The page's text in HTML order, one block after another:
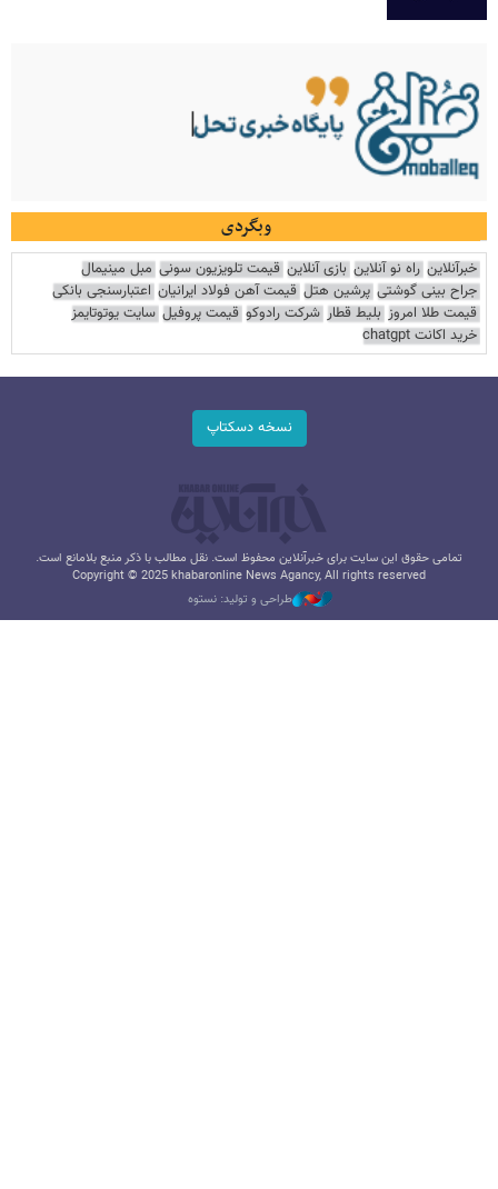
وبگردی
خبرآنلاین راه نو آنلاین بازی آنلاین قیمت تلویزیون سونی مبل مینیمال
جراح بینی گوشتی پرشین هتل قیمت آهن فولاد ایرانیان اعتبارسنجی بانکی
قیمت طلا امروز بلیط قطار شرکت رادوکو قیمت پروفیل سایت یوتوتایمز
خرید اکانت chatgpt
نسخه دسکتاپ
تمامی حقوق این سایت برای خبرآنلاین محفوظ است. نقل مطالب با ذکر منبع بلامانع است.
Copyright © 2025 khabaronline News Agancy, All rights reserved
طراحی و تولید: نستوه